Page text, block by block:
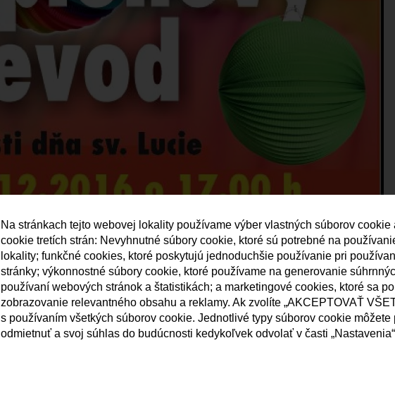
Na stránkach tejto webovej lokality používame výber vlastných súborov cookie
cookie tretích strán: Nevyhnutné súbory cookie, ktoré sú potrebné na
lokality; funkčné cookies, ktoré poskytujú jednoduchšie používanie pri
stránky; výkonnostné súbory cookie, ktoré používame na generovanie
používaní webových stránok a štatistikách; a marketingové cookies, ktoré sa
zobrazovanie relevantného obsahu a reklamy. Ak zvolíte „AKCEPTOVAŤ
s používaním všetkých súborov cookie. Jednotlivé typy súborov cookie môžete
odmietnuť a svoj súhlas do budúcnosti kedykoľvek odvolať v časti